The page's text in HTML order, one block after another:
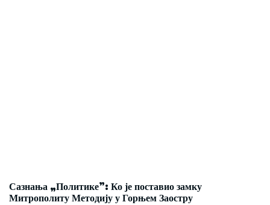
Сазнања „Политике”: Ко је поставио замку
Митрополиту Методију у Горњем Заостру